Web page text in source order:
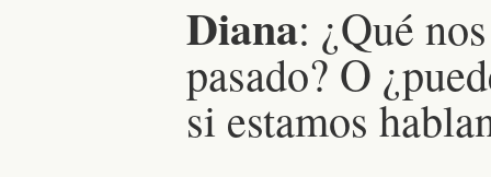
Diana: ¿Qué
pasado? O
si estamos